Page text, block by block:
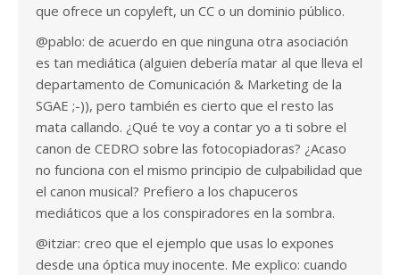
que ofrece un copyleft, un CC o un dominio público.
@pablo: de acuerdo en que ninguna otra asociación
es tan mediática (alguien debería matar al que lleva el
departamento de Comunicación & Marketing de la
SGAE ;-)), pero también es cierto que el resto las
mata callando. ¿Qué te voy a contar yo a ti sobre el
canon de CEDRO sobre las fotocopiadoras? ¿Acaso
no funciona con el mismo principio de culpabilidad que
el canon musical? Prefiero a los chapuceros
mediáticos que a los conspiradores en la sombra.
@itziar: creo que el ejemplo que usas lo expones
desde una óptica muy inocente. Me explico: cuando